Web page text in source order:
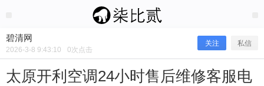
碧清网
2026-3-8 9:43:10 0次点击
关注 私信
太原开利空调24小时售后维修客服电